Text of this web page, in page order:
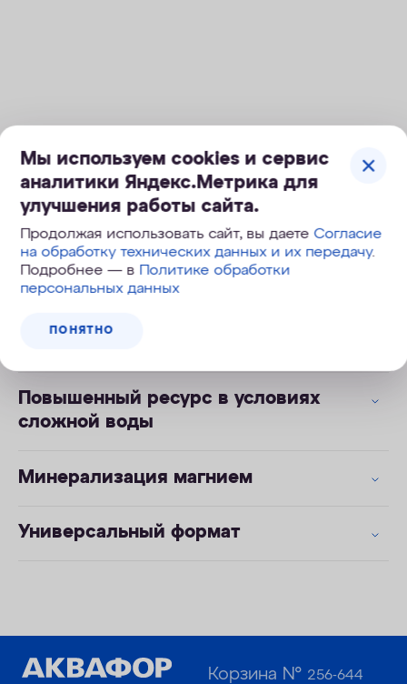
Повышенный ресурс в условиях
сложной воды
Минерализация магнием
Универсальный формат
Мы используем cookies и сервис
аналитики Яндекс.Метрика для
улучшения работы сайта.
Продолжая использовать сайт, вы даетеСогласие
на обработку технических данных и их передачу.
Подробнее — в Политике обработки
персональных данных
ПОНЯТНО
Корзина № 256-644